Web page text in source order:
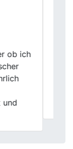
Die
und
Hier